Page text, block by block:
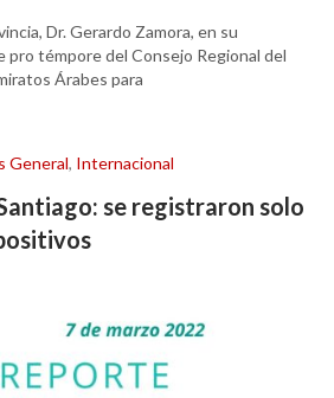
Dr. Gerardo Zamora, en su
témpore del Consejo Regional del
Árabes para
General, Internacional
se registraron solo